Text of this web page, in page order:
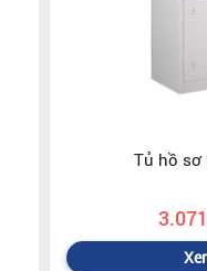
Tủ hồ sơ